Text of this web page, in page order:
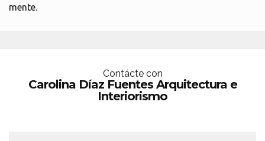
mente.
Contácte con
Carolina Díaz Fuentes Arquitectura e
Interiorismo